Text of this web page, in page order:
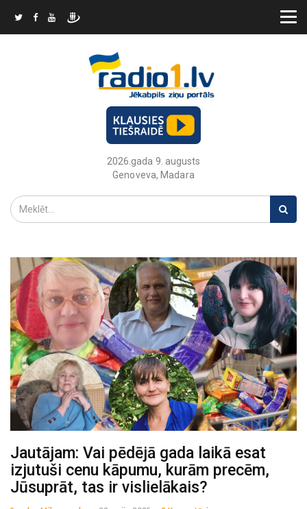
2026.gada 9. augusts
Genoveva, Madara
Jautājam: Vai pēdējā gada laikā esat
izjutuši cenu kāpumu, kurām precēm,
Jūsuprāt, tas ir vislielākais?